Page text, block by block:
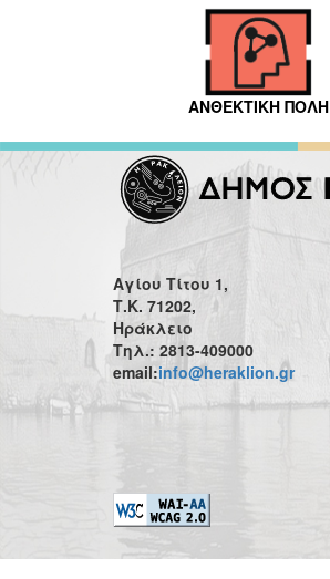
ΑΝΘΕΚΤΙΚΗ ΠΟΛΗ
Αγίου Τίτου 1,
Τ.Κ. 71202,
Ηράκλειο
Τηλ.: 2813-409000
email:info@heraklion.gr